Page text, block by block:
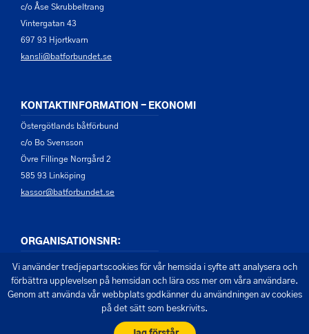
c/o Åse Skrubbeltrang
Vintergatan 43
697 93 Hjortkvarn
kansli@batforbundet.se
KONTAKTINFORMATION - EKONOMI
Östergötlands båtförbund
c/o Bo Svensson
Övre Fillinge Norrgård 2
585 93 Linköping
kassor@batforbundet.se
ORGANISATIONSNR:
822001-6458
© 2026 - Östergötlands båtförbund
Vi använder tredjepartscookies för vår hemsida i syfte att analysera och
förbättra upplevelsen på hemsidan och lära oss mer om våra användare.
Genom att använda vår webbplats godkänner du användningen av cookies
på det sätt som beskrivits.